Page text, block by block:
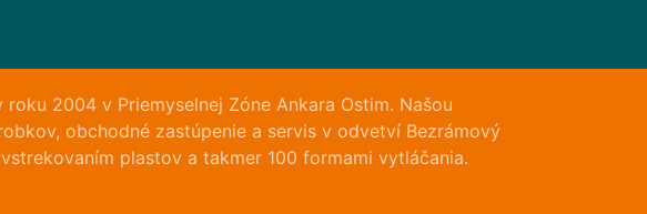
2004 v Priemyselnej Zóne Ankara Ostim. Našou
obchodné zastúpenie a servis v odvetví Bezrámový
plastov a takmer 100 formami vytláčania.